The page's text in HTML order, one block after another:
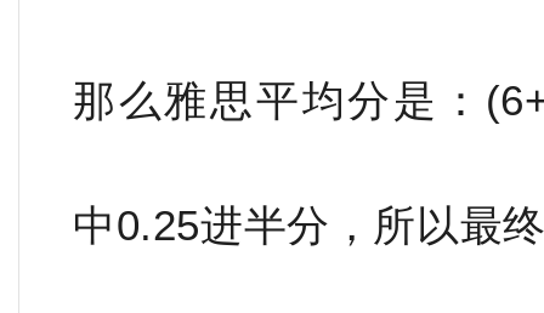
那么雅思平均分是：
中0.25进半分，所以最